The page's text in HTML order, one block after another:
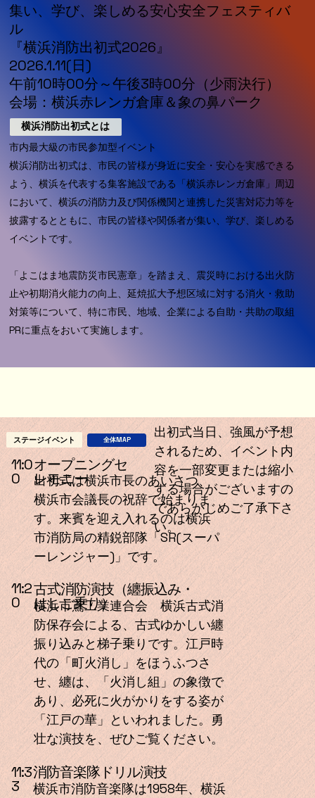
集い、学び、楽しめる安心安全フェスティバ
ル
『横浜消防出初式2026』
2026.1.11(日)
午前10時00分～午後3時00分（少雨決行）
会場：横浜赤レンガ倉庫＆象の鼻パーク
横浜消防出初式とは
市内最大級の市民参加型イベント
横浜消防出初式は、市民の皆様が身近に安全・安心を実感できる
よう、横浜を代表する集客施設である「横浜赤レンガ倉庫」周辺
において、横浜の消防力及び関係機関と連携した災害対応力等を
披露するとともに、市民の皆様や関係者が集い、学び、楽しめる
イベントです。
「よこはま地震防災市民憲章」を踏まえ、震災時における出火防
止や初期消火能力の向上、延焼拡大予想区域に対する消火・救助
対策等について、特に市民、地域、企業による自助・共助の取組
PRに重点をおいて実施します。
ステージイベント
11:0
0
オープニングセ
レモニー
出初式は横浜市長のあいさつ、
横浜市会議長の祝辞で始まりま
す。来賓を迎え入れるのは横浜
市消防局の精鋭部隊「SR(スーパ
ーレンジャー)」です。
11:2
0
古式消防演技（纏振込み・
はしご乗り）
横浜市鳶工業連合会 横浜古式消
防保存会による、古式ゆかしい纏
振り込みと梯子乗りです。江戸時
代の「町火消し」をほうふつさ
せ、纏は、「火消し組」の象徴で
あり、必死に火がかりをする姿が
「江戸の華」といわれました。勇
壮な演技を、ぜひご覧ください。
11:3
3
消防音楽隊ドリル演技
横浜市消防音楽隊は1958年、横浜
全体MAP
出初式当日、強風が予想
されるため、イベント内
容を一部変更または縮小
する場合がございますの
であらかじめご了承下さ
い。